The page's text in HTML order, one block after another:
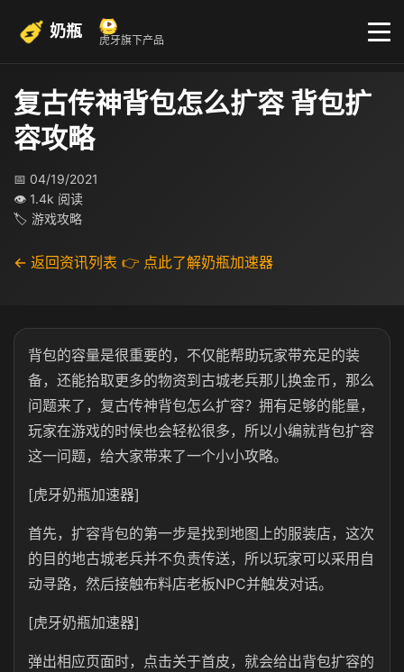
奶瓶 虎牙旗下产品
复古传神背包怎么扩容 背包扩
容攻略
📅 04/19/2021
👁 1.4k 阅读
🏷 游戏攻略
← 返回资讯列表 👉 点此了解奶瓶加速器
背包的容量是很重要的，不仅能帮助玩家带充足的装
备，还能拾取更多的物资到古城老兵那儿换金币，那么
问题来了，复古传神背包怎么扩容？拥有足够的能量，
玩家在游戏的时候也会轻松很多，所以小编就背包扩容
这一问题，给大家带来了一个小小攻略。
[虎牙奶瓶加速器]
首先，扩容背包的第一步是找到地图上的服装店，这次
的目的地古城老兵并不负责传送，所以玩家可以采用自
动寻路，然后接触布料店老板NPC并触发对话。
[虎牙奶瓶加速器]
弹出相应页面时，点击关于首皮，就会给出背包扩容的